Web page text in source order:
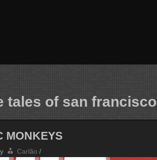
tales of san francisco
MONKEYS
Carlão /